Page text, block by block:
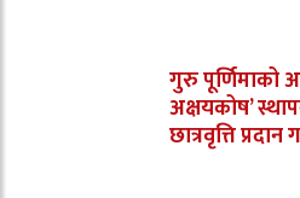
गुरु पूर्णिमाको
अक्षयकोष’
छात्रवृत्ति प्रदान